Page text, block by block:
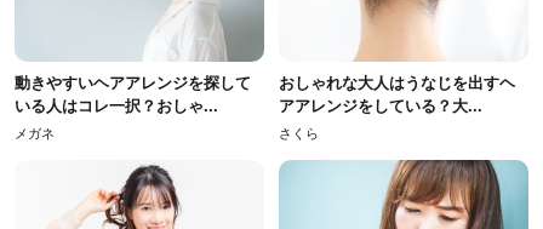
動きやすいヘアアレンジを探して
いる人はコレ一択？おしゃ...
メガネ
おしゃれな大人はうなじを出すヘ
アアレンジをしている？大...
さくら